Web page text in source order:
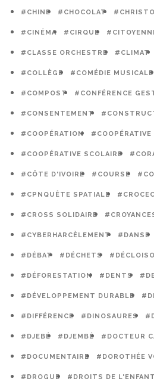
#CHINE #CHOCOLAT
#CINÉMA #CIRQUE
#CLASSE ORCHESTRE #CLIMAT
#COLLÈGE #COMÉDIE MUSICALE
#COMPOST #CONFÉRENCE
#CONSENTEMENT
#COOPÉRATION #COOPÉRATIVE
#COOPÉRATIVE SCOLAIRE
#CÔTE D'IVOIRE #COURSE
#CPNQUÊTE SPATIALE
#CROSS SOLIDAIRE
#CYBERHARCÈLEMENT #DANSE
#DÉBAT #DÉCHETS
#DÉFORESTATION #DENTS
#DÉVELOPPEMENT DURABLE
#DIFFÉRENCE #DINOSAURES
#DJEBÉ #DJEMBÉ #DOCTEUR
#DOCUMENTAIRE #DOROTHÉE
#DROGUE #DROITS DE L'ENFANT